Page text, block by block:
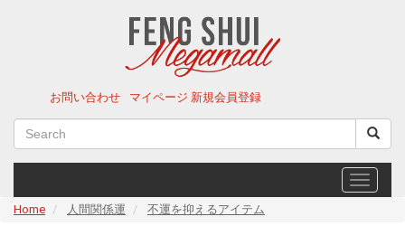
お問い合わせ マイページ 新規会員登録
Menu
Home 人間関係運 不運を抑えるアイテム